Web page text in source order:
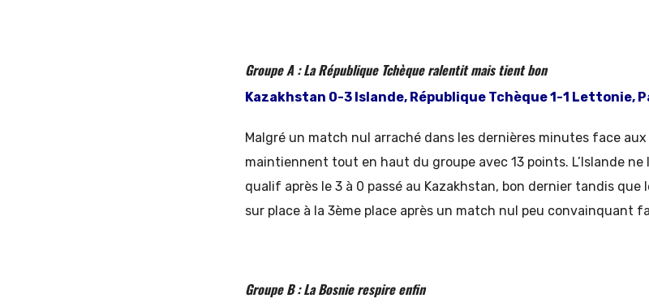
Groupe A : La République Tchèque ralentit mais tient bon
Kazakhstan 0-3 Islande, République Tchèque 1-1 Lettonie,
Malgré un match nul arraché dans les dernières minutes face
maintiennent tout en haut du groupe avec 13 points. L’Islande
qualif après le 3 à 0 passé au Kazakhstan, bon dernier tandis
sur place à la 3ème place après un match nul peu convainquant
Groupe B : La Bosnie respire enfin